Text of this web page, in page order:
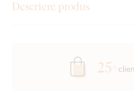
Descriere produs
25+